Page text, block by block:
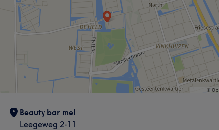
Beauty bar mel
Leegeweg 2-11